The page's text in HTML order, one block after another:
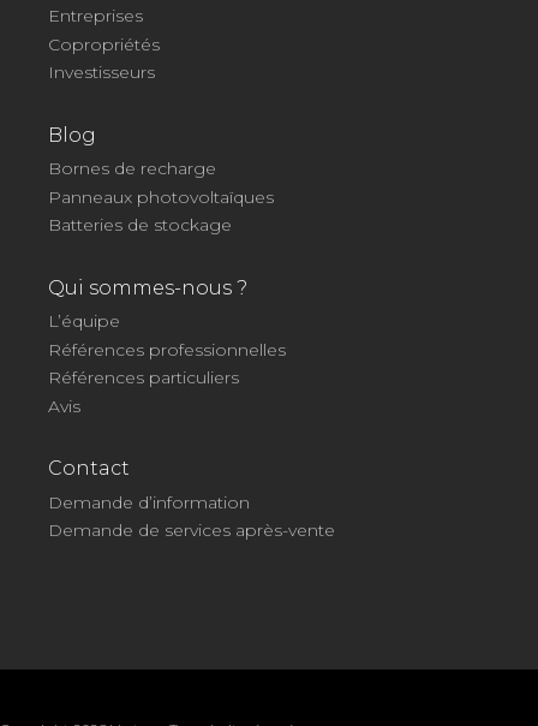
Entreprises
Copropriétés
Investisseurs
Blog
Bornes de recharge
Panneaux photovoltaïques
Batteries de stockage
Qui sommes-nous ?
L’équipe
Références professionnelles
Références particuliers
Avis
Contact
Demande d’information
Demande de services après-vente